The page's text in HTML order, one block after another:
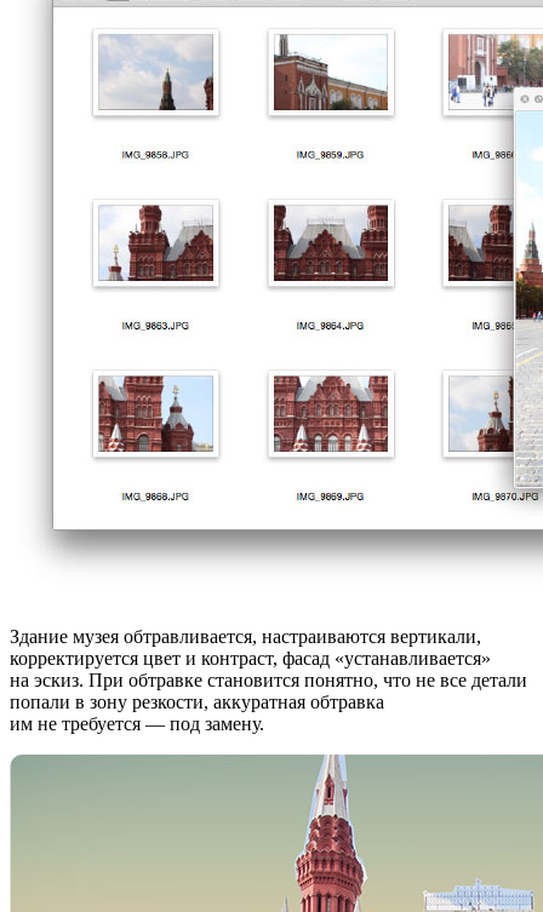
Здание музея обтравливается, настраиваются вертикали,
корректируется цвет и контраст, фасад «устанавливается»
на эскиз. При обтравке становится понятно, что не все детали
попали в зону резкости, аккуратная обтравка
им не требуется — под замену.